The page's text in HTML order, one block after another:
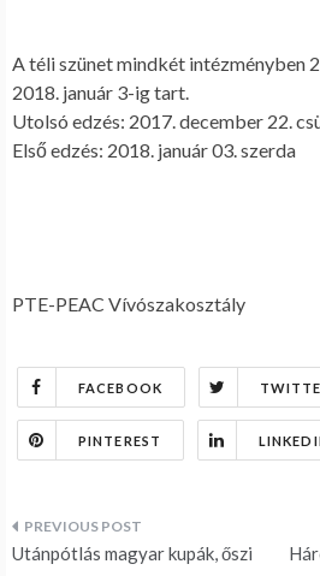
A téli szünet mindkét intézményben
2018. január 3-ig tart.
Utolsó edzés: 2017. december 22.
Első edzés: 2018. január 03. szerda
PTE-PEAC Vívószakosztály
FACEBOOK
PINTEREST
Bejegyzés
Utánpótlás magyar kupák, őszi